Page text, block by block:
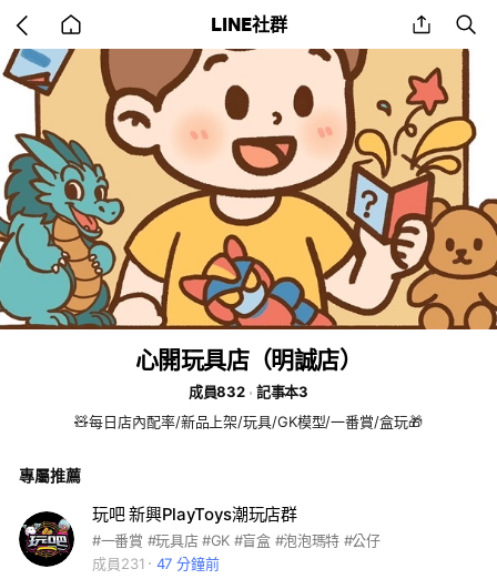
back
to
home
LINE社群 share
心開玩具店（明誠店）
成員832
記事本3
🧸每日店內配率/新品上架/玩具/GK模型/一番賞/盒玩🎁
專屬推薦
玩吧 新興PlayToys潮玩店群
#一番賞 #玩具店 #GK #盲盒 #泡泡瑪特 #公仔
成員231
47 分鐘前